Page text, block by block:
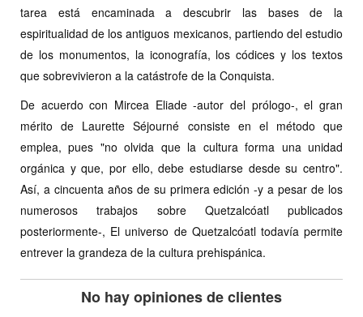
tarea está encaminada a descubrir las bases de la
espiritualidad de los antiguos mexicanos, partiendo del estudio
de los monumentos, la iconografía, los códices y los textos
que sobrevivieron a la catástrofe de la Conquista.
De acuerdo con Mircea Eliade -autor del prólogo-, el gran
mérito de Laurette Séjourné consiste en el método que
emplea, pues "no olvida que la cultura forma una unidad
orgánica y que, por ello, debe estudiarse desde su centro".
Así, a cincuenta años de su primera edición -y a pesar de los
numerosos trabajos sobre Quetzalcóatl publicados
posteriormente-, El universo de Quetzalcóatl todavía permite
entrever la grandeza de la cultura prehispánica.
No hay opiniones de clientes